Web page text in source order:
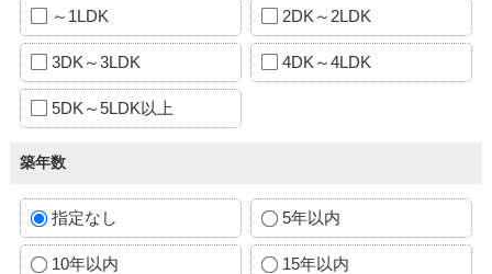
～1LDK 2DK～2LDK
3DK～3LDK 4DK～4LDK
5DK～5LDK以上
築年数
指定なし 5年以内
10年以内 15年以内